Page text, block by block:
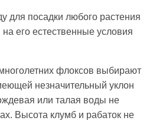
для посадки любого растения
его естественные условия
флоксов выбирают
незначительный уклон
или талая воды не
Высота клумб и рабаток не